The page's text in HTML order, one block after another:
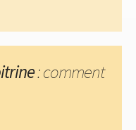
: comment